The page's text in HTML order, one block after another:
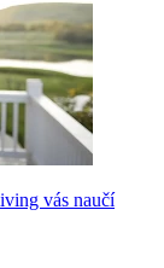
vás naučí